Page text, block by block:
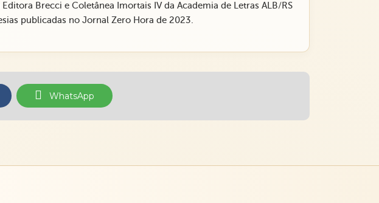
Brecci e Coletânea Imortais IV da Academia de Letras ALB/RS
publicadas no Jornal Zero Hora de 2023.
WhatsApp